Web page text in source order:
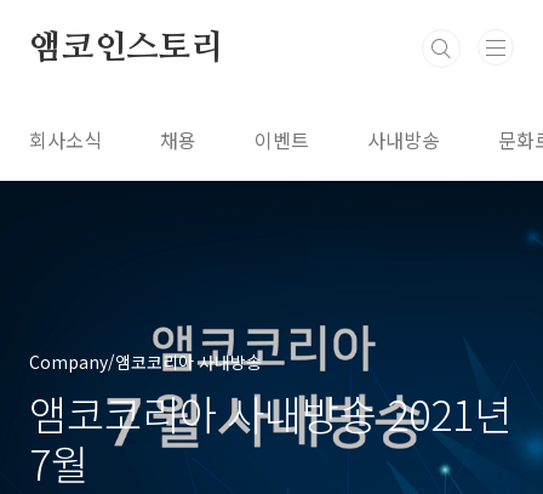
앰코인스토리
회사소식 채용 이벤트 사내방송 문화
Company/앰코코리아 사내방송
앰코코리아 사내방송 2021년
7월